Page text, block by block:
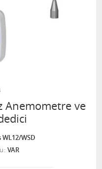
Anemometre ve
WL12/WSD
VAR